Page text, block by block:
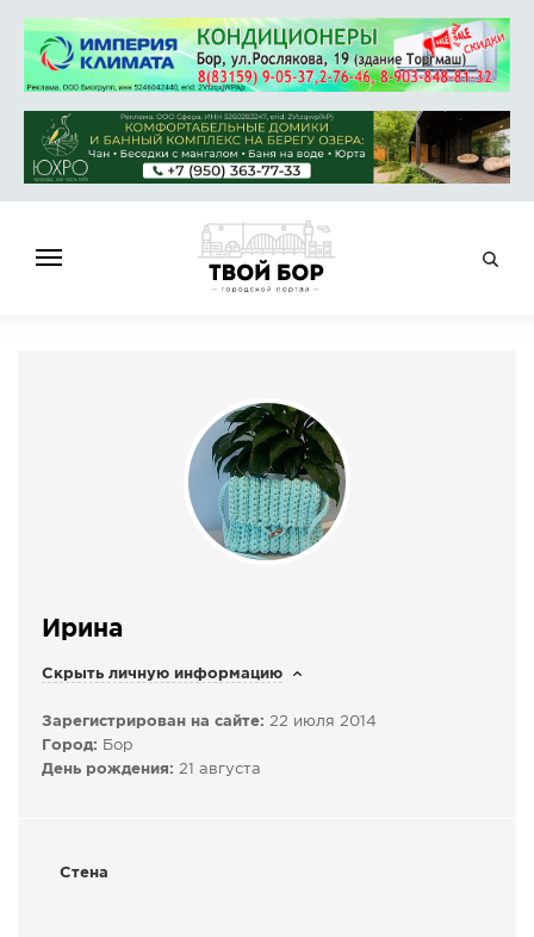
ОБЪЯВЛЕНИЯ
КОНКУРСЫ
СТАТЬИ
ГОЛОСОВАНИЯ
ПРЕДЛОЖИТЬ НОВОСТЬ
Ирина
Скрыть личную информацию
Зарегистрирован на сайте: 22 июля 2014
Город: Бор
День рождения: 21 августа
Стена